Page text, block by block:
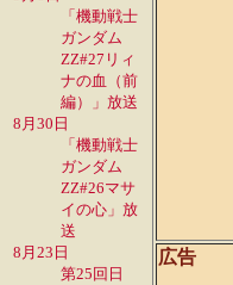
「機動戦士
ガンダム
ZZ#27リィ
ナの血（前
編）」放送
8月30日
「機動戦士
ガンダム
ZZ#26マサ
イの心」放
送
8月23日
第25回日
広告